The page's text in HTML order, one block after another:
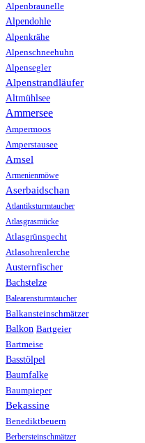
Alpenbraunelle
Alpendohle
Alpenkrähe
Alpenschneehuhn
Alpensegler
Alpenstrandläufer
Altmühlsee
Ammersee
Ampermoos
Amperstausee
Amsel
Armenienmöwe
Aserbaidschan
Atlantiksturmtaucher
Atlasgrasmücke
Atlasgrünspecht
Atlasohrenlerche
Austernfischer
Bachstelze
Balearensturmtaucher
Balkansteinschmätzer
Balkon Bartgeier
Bartmeise
Basstölpel
Baumfalke
Baumpieper
Bekassine
Benediktbeuern
Berbersteinschmätzer